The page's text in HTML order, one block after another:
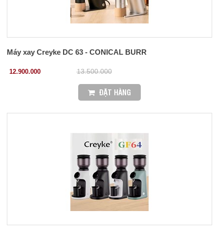
Máy xay Creyke DC 63 - CONICAL BURR
12.900.000 13.500.000
ĐẶT HÀNG